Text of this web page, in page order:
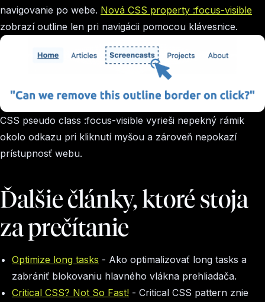
navigovanie po webe. Nová CSS property :focus-visible
zobrazí outline len pri navigácii pomocou klávesnice.
CSS pseudo class :focus-visible vyrieši nepekný rámik
okolo odkazu pri kliknutí myšou a zároveň nepokazí
prístupnosť webu.
Ďalšie články, ktoré stoja
za prečítanie
Optimize long tasks - Ako optimalizovať long tasks a
zabrániť blokovaniu hlavného vlákna prehliadača.
Critical CSS? Not So Fast! - Critical CSS pattern znie